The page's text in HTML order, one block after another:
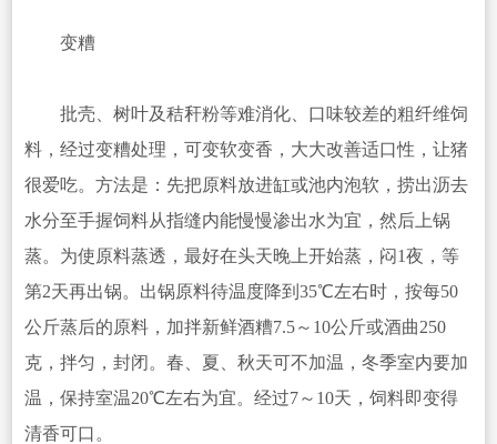
变糟
批壳、树叶及秸秆粉等难消化、口味较差的粗纤维饲
料，经过变糟处理，可变软变香，大大改善适口性，让猪
很爱吃。方法是：先把原料放进缸或池内泡软，捞出沥去
水分至手握饲料从指缝内能慢慢渗出水为宜，然后上锅
蒸。为使原料蒸透，最好在头天晚上开始蒸，闷1夜，等
第2天再出锅。出锅原料待温度降到35℃左右时，按每50
公斤蒸后的原料，加拌新鲜酒糟7.5～10公斤或酒曲250
克，拌匀，封闭。春、夏、秋天可不加温，冬季室内要加
温，保持室温20℃左右为宜。经过7～10天，饲料即变得
清香可口。